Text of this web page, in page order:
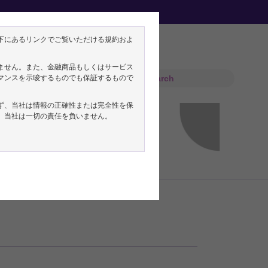
あるリンクでご覧いただける規約およ
ん。また、金融商品もしくはサービス
スを示唆するものでも保証するもので
当社は情報の正確性または完全性を保
社は一切の責任を負いません。